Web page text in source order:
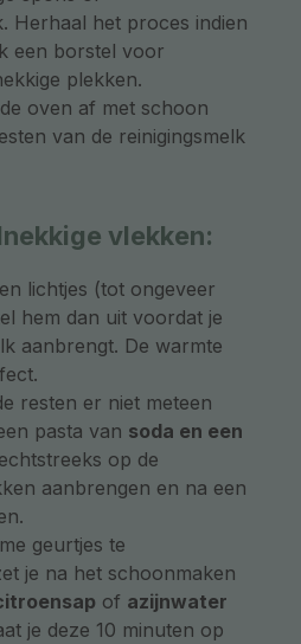
Herhaal het proces indien
een borstel voor
plekken.
oven af met schoon
van de reinigingsmelk
vlekken:
lichtjes (tot ongeveer
hem dan uit voordat je
aanbrengt. De warmte
resten er niet meteen
pasta van soda en een
op de
aanbrengen en na een
geurtjes te
je na het schoonmaken
of azijnwater
je deze 10 minuten op